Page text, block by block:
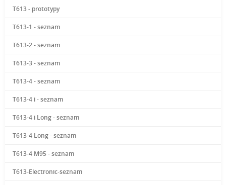
T613 - prototypy
T613-1 - seznam
T613-2 - seznam
T613-3 - seznam
T613-4 - seznam
T613-4 i - seznam
T613-4 i Long - seznam
T613-4 Long - seznam
T613-4 M95 - seznam
T613-Electronic-seznam